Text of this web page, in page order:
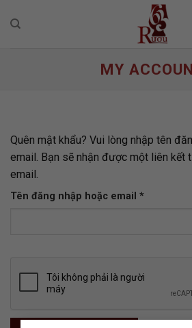
MY
Quên mật khẩu? Vui lòng nhập tên
email. Bạn sẽ nhận được một liên kết
email.
Tên đăng nhập hoặc email *Bắt